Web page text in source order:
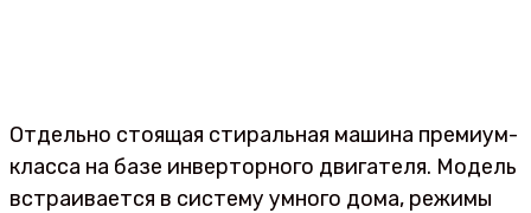
Отдельно стоящая стиральная машина премиум-
класса на базе инверторного двигателя. Модель
встраивается в систему умного дома, режимы